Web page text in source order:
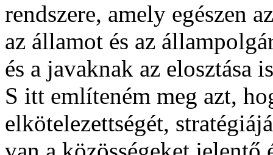
rendszere, amely egészen
az államot és az
és a javaknak az elosztása
S itt említeném meg azt,
elkötelezettségét,